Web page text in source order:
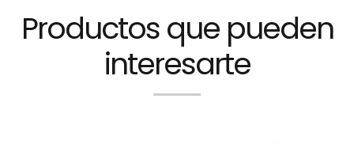
Productos que pueden
interesarte